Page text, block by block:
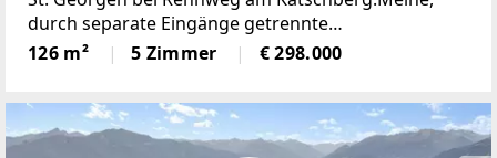
durch separate Eingänge getrennte
Doppelhaushälfte mit Garage und großem Carport
in St. Georgen bei Rennweg am Katschberg wurde
126 m² 5 Zimmer € 298.000